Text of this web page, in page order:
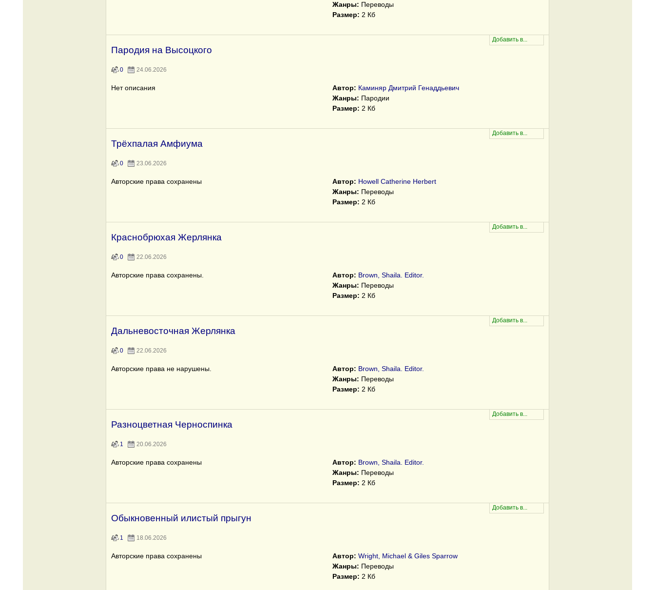
Жанры: Переводы
Размер: 2 Кб
Пародия на Высоцкого
0 24.06.2026
Нет описания Автор: Каминяр Дмитрий Генаддьевич
Жанры: Пародии
Размер: 2 Кб
Трёхпалая Амфиума
0 23.06.2026
Авторские права сохранены Автор: Howell Catherine Herbert
Жанры: Переводы
Размер: 2 Кб
Краснобрюхая Жерлянка
0 22.06.2026
Авторские права сохранены. Автор: Brown, Shaila. Editor.
Жанры: Переводы
Размер: 2 Кб
Дальневосточная Жерлянка
0 22.06.2026
Авторские права не нарушены. Автор: Brown, Shaila. Editor.
Жанры: Переводы
Размер: 2 Кб
Разноцветная Черноспинка
1 20.06.2026
Авторские права сохранены Автор: Brown, Shaila. Editor.
Жанры: Переводы
Размер: 2 Кб
Обыкновенный илистый прыгун
1 18.06.2026
Авторские права сохранены Автор: Wright, Michael & Giles Sparrow
Жанры: Переводы
Размер: 2 Кб